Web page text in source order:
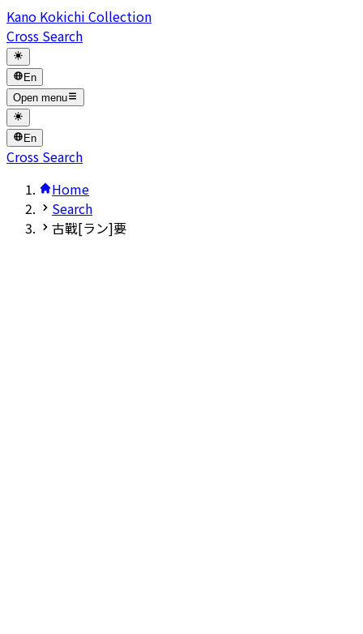
Kano Kokichi Collection
Cross Search
En
Open menu
En
Cross Search
Home
Search
古戰[ラン]要